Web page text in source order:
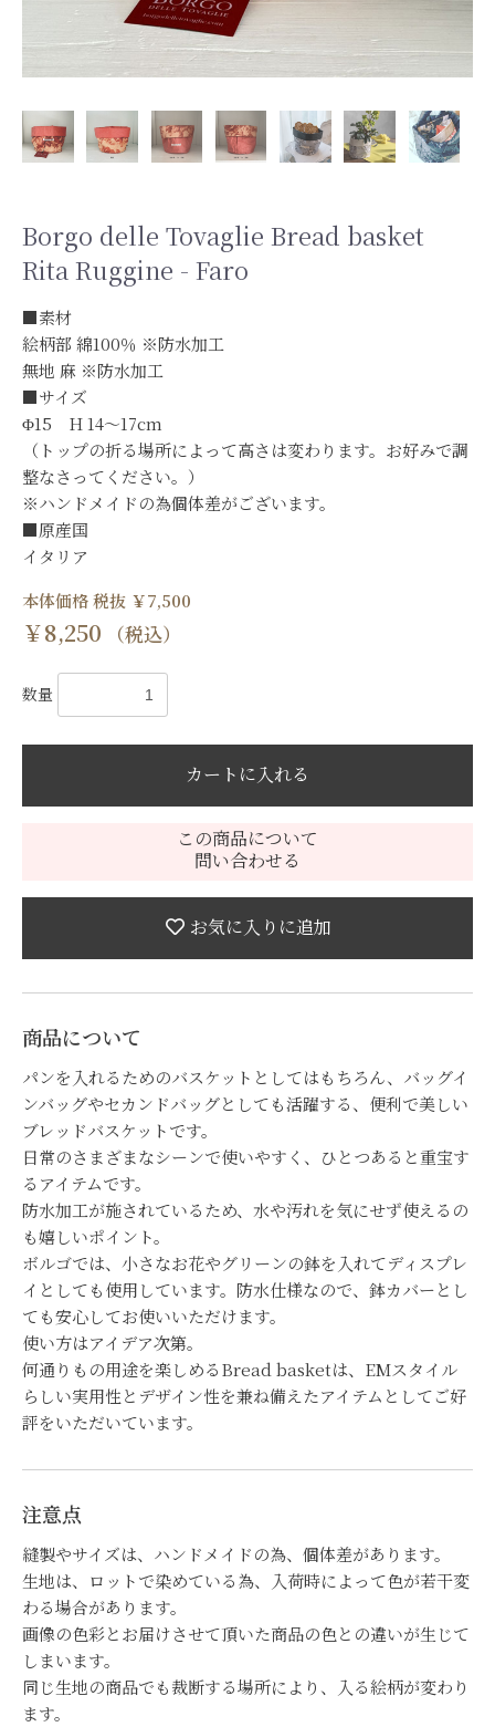
Borgo delle Tovaglie Bread basket
Rita Ruggine - Faro
■素材
絵柄部 綿100％ ※防水加工
無地 麻 ※防水加工
■サイズ
Φ15 H 14～17cm
（トップの折る場所によって高さは変わります。お好みで調
整なさってください。）
※ハンドメイドの為個体差がございます。
■原産国
イタリア
本体価格 税抜 ￥7,500
￥8,250 （税込）
数量
カートに入れる
お買い物を続ける カートへ進む
この商品について
問い合わせる
お気に入りに追加
商品について
パンを入れるためのバスケットとしてはもちろん、バッグイ
ンバッグやセカンドバッグとしても活躍する、便利で美しい
ブレッドバスケットです。
日常のさまざまなシーンで使いやすく、ひとつあると重宝す
るアイテムです。
防水加工が施されているため、水や汚れを気にせず使えるの
も嬉しいポイント。
ボルゴでは、小さなお花やグリーンの鉢を入れてディスプレ
イとしても使用しています。防水仕様なので、鉢カバーとし
ても安心してお使いいただけます。
使い方はアイデア次第。
何通りもの用途を楽しめるBread basketは、EMスタイル
らしい実用性とデザイン性を兼ね備えたアイテムとしてご好
評をいただいています。
注意点
縫製やサイズは、ハンドメイドの為、個体差があります。
生地は、ロットで染めている為、入荷時によって色が若干変
わる場合があります。
画像の色彩とお届けさせて頂いた商品の色との違いが生じて
しまいます。
同じ生地の商品でも裁断する場所により、入る絵柄が変わり
ます。